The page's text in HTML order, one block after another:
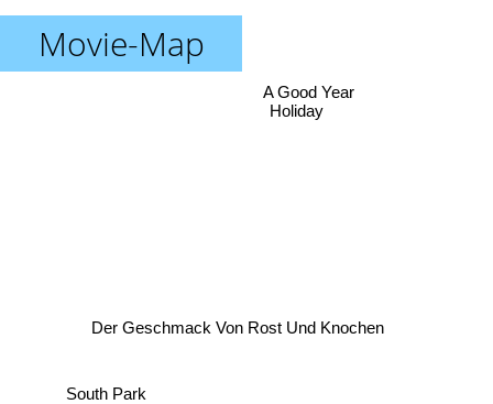
Movie-Map
Der Geschmack Von Rost Und Knochen
Holiday
A Good Year
South Park